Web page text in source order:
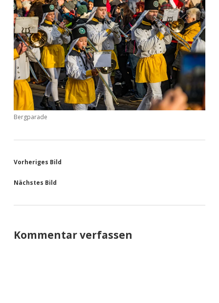
Bergparade
Vorheriges Bild
Nächstes Bild
Kommentar verfassen